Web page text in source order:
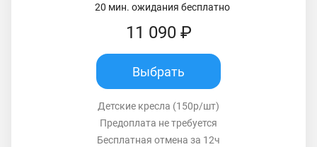
20 мин. ожидания бесплатно
11 090 ₽
Выбрать
Детские кресла (150р/шт)
Предоплата не требуется
Бесплатная отмена за 12ч